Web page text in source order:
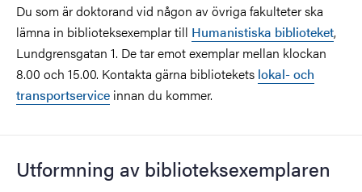
Du som är doktorand vid någon av övriga fakulteter ska
lämna in biblioteksexemplar till Humanistiska biblioteket,
Lundgrensgatan 1. De tar emot exemplar mellan klockan
8.00 och 15.00. Kontakta gärna bibliotekets lokal- och
transportservice innan du kommer.
Utformning av biblioteksexemplaren